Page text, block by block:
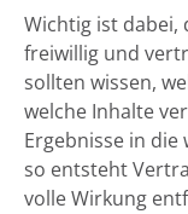
Wichtig ist dabei,
freiwillig und
sollten wissen,
welche Inhalte
Ergebnisse in
so entsteht
volle Wirkung